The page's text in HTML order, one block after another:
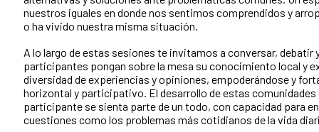
nuestros iguales en donde nos sentimos comprendidos y
o ha vivido nuestra misma situación.
A lo largo de estas sesiones te invitamos a conversar, debatir
participantes pongan sobre la mesa su conocimiento local y
diversidad de experiencias y opiniones, empoderándose y
horizontal y participativo. El desarrollo de estas comunidades
participante se sienta parte de un todo, con capacidad para
cuestiones como los problemas más cotidianos de la vida